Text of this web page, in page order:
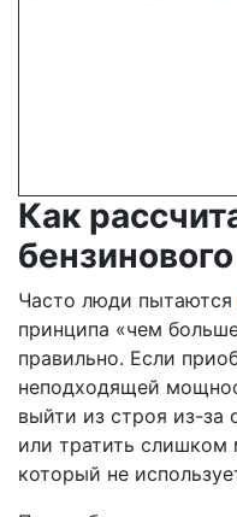
Как
Часто люди пытаются
принципа «чем
правильно. Если
неподходящей
выйти из строя из-за
или тратить слишком
который не